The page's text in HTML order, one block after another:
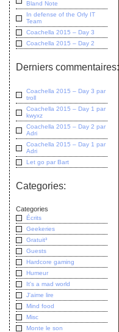
Bland Note
In defense of the Orly IT
Team
Coachella 2015 – Day 3
Coachella 2015 – Day 2
Derniers commentaires:
Coachella 2015 – Day 3 par
troll
Coachella 2015 – Day 1 par
kwyxz
Coachella 2015 – Day 2 par
Adri
Coachella 2015 – Day 1 par
Adri
Let go par Bart
Categories:
Categories
Écrits
Geekeries
Gratuit³
Guests
Hardcore gaming
Humeur
It's a mad world
J'aime lire
Mind food
Misc
Monte le son